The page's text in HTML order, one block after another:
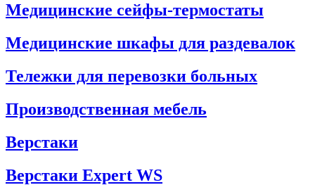
Медицинские сейфы-термостаты
Медицинские шкафы для раздевалок
Тележки для перевозки больных
Производственная мебель
Верстаки
Верстаки Expert WS